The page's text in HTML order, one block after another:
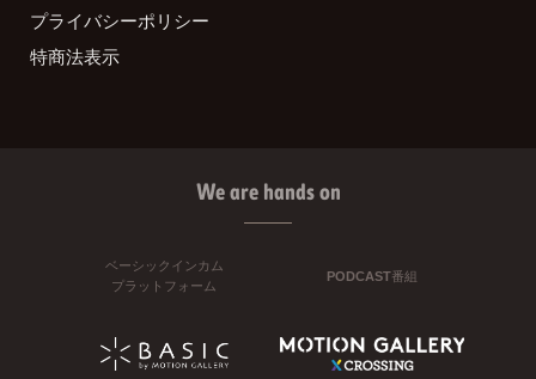
プライバシーポリシー
特商法表示
We are hands on
ベーシックインカム
プラットフォーム
PODCAST番組